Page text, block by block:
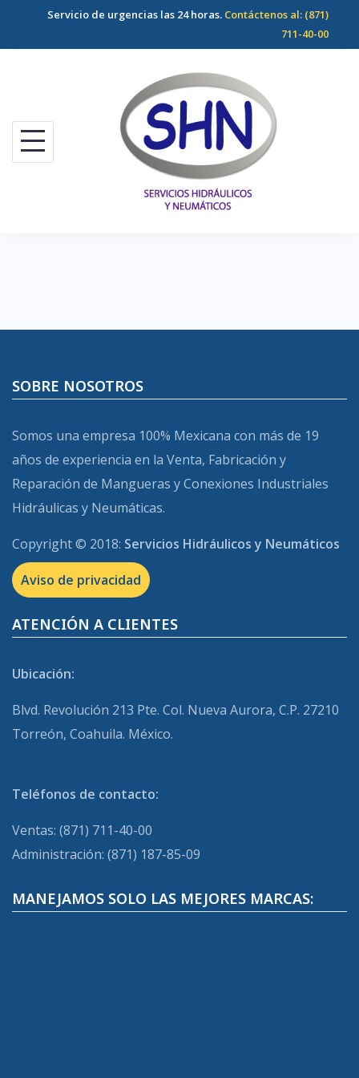
Servicio de urgencias las 24 horas. Contáctenos al: (871)
711-40-00
SOBRE NOSOTROS
Somos una empresa 100% Mexicana con más de 19
años de experiencia en la Venta, Fabricación y
Reparación de Mangueras y Conexiones Industriales
Hidráulicas y Neumáticas.
Copyright © 2018: Servicios Hidráulicos y Neumáticos
Aviso de privacidad
ATENCIÓN A CLIENTES
Ubicación:
Blvd. Revolución 213 Pte. Col. Nueva Aurora, C.P. 27210
Torreón, Coahuila. México.
Teléfonos de contacto:
Ventas: (871) 711-40-00
Administración: (871) 187-85-09
MANEJAMOS SOLO LAS MEJORES MARCAS: